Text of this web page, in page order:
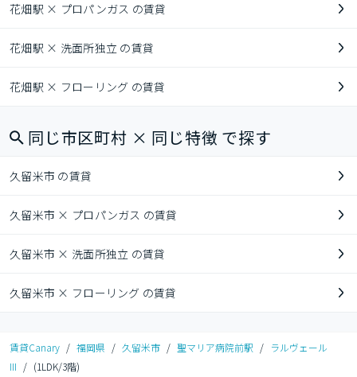
花畑駅 × プロパンガス の賃貸
花畑駅 × 洗面所独立 の賃貸
花畑駅 × フローリング の賃貸
同じ市区町村 × 同じ特徴 で探す
久留米市 の賃貸
久留米市 × プロパンガス の賃貸
久留米市 × 洗面所独立 の賃貸
久留米市 × フローリング の賃貸
賃貸Canary / 福岡県 / 久留米市 / 聖マリア病院前駅 / ラルヴェール
III / (1LDK/3階)